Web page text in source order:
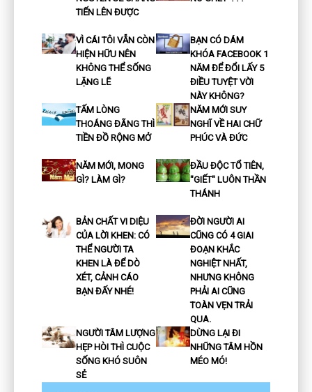
TIẾN LÊN ĐƯỢC
VÌ CÁI TÔI VẪN CÒN
HIỆN HỮU NÊN
KHÔNG THỂ SỐNG
LẶNG LẼ
BẠN CÓ DÁM
KHÓA FACEBOOK 1
NĂM ĐỂ ĐỔI LẤY 5
ĐIỀU TUYỆT VỜI
NÀY KHÔNG?
TẤM LÒNG
THOÁNG ĐÃNG THÌ
TIỀN ĐỒ RỘNG MỞ
NĂM MỚI SUY
NGHĨ VỀ HAI CHỮ
PHÚC VÀ ĐỨC
NĂM MỚI, MONG
GÌ? LÀM GÌ?
ĐẦU ĐỘC TỔ TIÊN,
"GIẾT" LUÔN THẦN
THÁNH
BẢN CHẤT VI DIỆU
CỦA LỜI KHEN: CÓ
THỂ NGƯỜI TA
KHEN LÀ ĐỂ DÒ
XÉT, CẢNH CÁO
BẠN ĐẤY NHÉ!
ĐỜI NGƯỜI AI
CŨNG CÓ 4 GIAI
ĐOẠN KHẮC
NGHIỆT NHẤT,
NHƯNG KHÔNG
PHẢI AI CŨNG
TOÀN VẸN TRẢI
QUA.
NGƯỜI TÂM LƯỢNG
HẸP HÒI THÌ CUỘC
SỐNG KHÓ SUÔN
SẺ
DỪNG LẠI ĐI
NHỮNG TÂM HỒN
MÉO MÓ!